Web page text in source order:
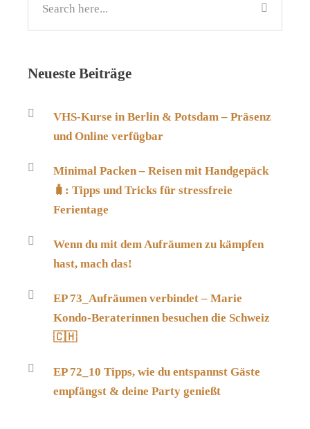
Neueste Beiträge
VHS-Kurse in Berlin & Potsdam – Präsenz
und Online verfügbar
Minimal Packen – Reisen mit Handgepäck
🧳: Tipps und Tricks für stressfreie
Ferientage
Wenn du mit dem Aufräumen zu kämpfen
hast, mach das!
EP 73_Aufräumen verbindet – Marie
Kondo-Beraterinnen besuchen die Schweiz
🇨🇭
EP 72_10 Tipps, wie du entspannst Gäste
empfängst & deine Party genießt